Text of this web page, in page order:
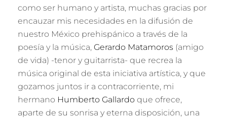
como ser humano y artista, muchas gracias por
encauzar mis necesidades en la difusión de
nuestro México prehispánico a través de la
poesía y la música, Gerardo Matamoros (amigo
de vida) -tenor y guitarrista- que recrea la
música original de esta iniciativa artística, y que
gozamos juntos ir a contracorriente, mi
hermano Humberto Gallardo que ofrece,
aparte de su sonrisa y eterna disposición, una